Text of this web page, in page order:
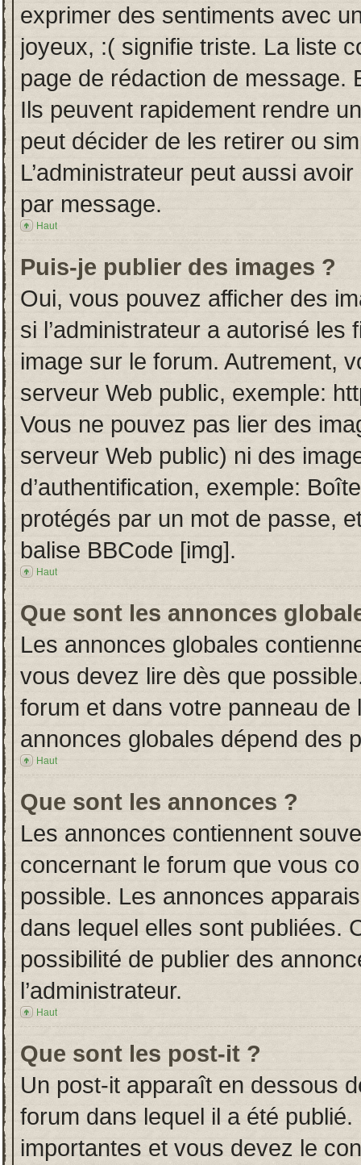
exprimer des sentiments avec
joyeux, :( signifie triste. La liste
page de rédaction de message.
Ils peuvent rapidement rendre
peut décider de les retirer ou
L’administrateur peut aussi
par message.
Haut
Puis-je publier des images ?
Oui, vous pouvez afficher des
si l’administrateur a autorisé
image sur le forum. Autrement,
serveur Web public, exemple:
Vous ne pouvez pas lier des
serveur Web public) ni des
d’authentification, exemple:
protégés par un mot de passe,
balise BBCode [img].
Haut
Que sont les annonces
Les annonces globales
vous devez lire dès que
forum et dans votre panneau de
annonces globales dépend des
Haut
Que sont les annonces ?
Les annonces contiennent
concernant le forum que vous
possible. Les annonces
dans lequel elles sont publiées.
possibilité de publier des
l’administrateur.
Haut
Que sont les post-it ?
Un post-it apparaît en dessous
forum dans lequel il a été
importantes et vous devez le